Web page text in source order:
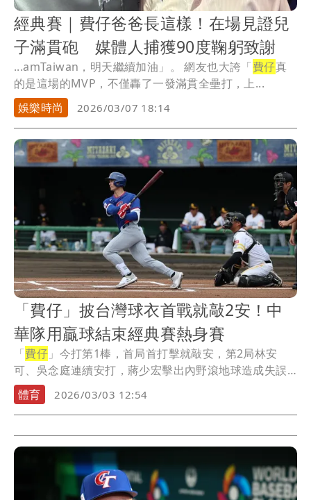
經典賽｜費仔爸爸長這樣！在場見證兒
子滿貫砲 媒體人捕獲90度鞠躬致謝
...amTaiwan，明天繼續加油」。 網友也大誇「費仔真
的是這場的MVP，不僅轟了一發滿貫全壘打，上...
娛樂時尚
2026/03/07 18:14
「費仔」披台灣球衣首戰就敲2安！中
華隊用贏球結束經典賽熱身賽
「費仔 」今打第1棒，首局首打擊就敲安，第2局林安
可、吳念庭連續安打，蔣少宏擊出內野滾地球造成失誤
先馳...
體育 2026/03/03 12:54